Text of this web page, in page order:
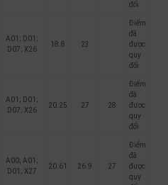
đổi
A01; D01;
D07; X26
18.8 23
Điểm
đã
được
quy
đổi
A01; D01;
D07; X26
20.25 27 28
Điểm
đã
được
quy
đổi
A00; A01;
D01; X27
20.61 26.9 27
Điểm
đã
được
quy